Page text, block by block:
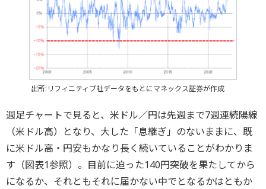
出所:リフィニティブ社データをもとにマネックス証券が作成
週足チャートで見ると、米ドル／円は先週まで7週連続陽線
（米ドル高）となり、大した「息継ぎ」のないままに、既
に米ドル高・円安もかなり長く続いていることがわかりま
す（図表1参照）。目前に迫った140円突破を果たしてから
になるか、それともそれに届かない中でとなるかはともか